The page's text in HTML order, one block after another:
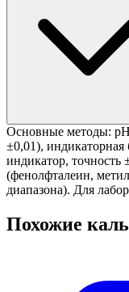
Основные методы:
±0,01), индикаторная
индикатор,
(фенолфталеин,
диапазона). Для
Похожие